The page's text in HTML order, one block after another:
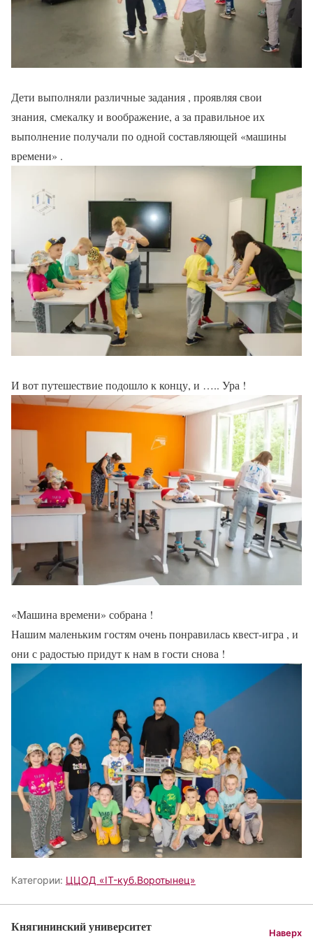
Дети выполняли различные задания , проявляя свои
знания, смекалку и воображение, а за правильное их
выполнение получали по одной составляющей «машины
времени» .
И вот путешествие подошло к концу, и ….. Ура !
«Машина времени» собрана !
Нашим маленьким гостям очень понравилась квест-игра , и
они с радостью придут к нам в гости снова !
Категории: ЦЦОД «IT-куб.Воротынец»
Княгининский университет Наверх